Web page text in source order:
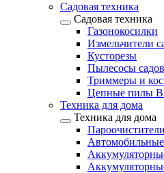
Садовая техника
Садовая техника
Газонокосилки
Измельчители
Кусторезы
Пылесосы
Триммеры и
Цепные пилы
Техника для дома
Техника для дома
Пароочистители